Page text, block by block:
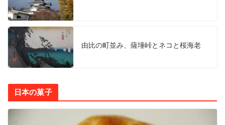
由比の町並み、薩埵峠とネコと桜海老
日本の菓子